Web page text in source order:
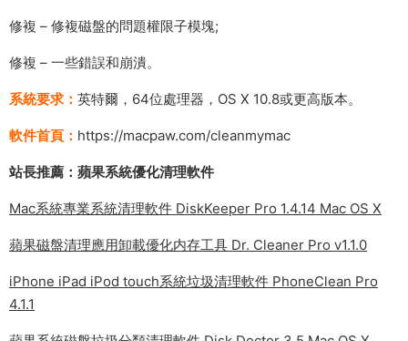
修複 – 修複磁盤的問題權限子模塊;
修複 – 一些錯誤和崩潰。
系統要求： 英特爾，64位處理器，OS X 10.8或更高版本。
軟件首頁： https://macpaw.com/cleanmymac
站長推薦：蘋果系統優化清理軟件
Mac系統專業系統清理軟件 DiskKeeper Pro 1.4.14 Mac OS X
蘋果磁盤清理應用卸載優化内存工具 Dr. Cleaner Pro v1.1.0
iPhone iPad iPod touch系統垃圾清理軟件 PhoneClean Pro
4.1.1